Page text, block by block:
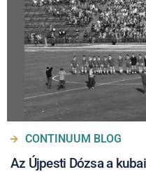
CONTINUUM BLOG
Az Újpesti Dózsa a